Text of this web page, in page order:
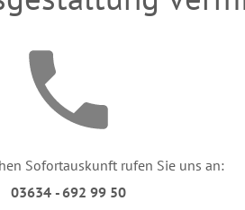
Sofortauskunft rufen Sie uns an:
03634 - 692 99 50